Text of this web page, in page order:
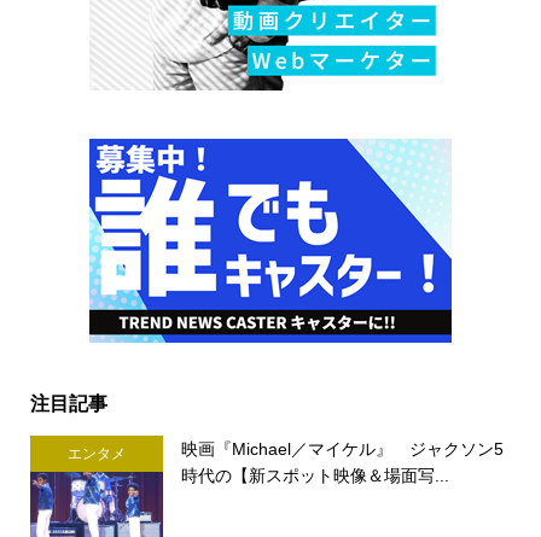
注目記事
エンタメ
映画『Michael／マイケル』 ジャクソン5
時代の【新スポット映像＆場面写...